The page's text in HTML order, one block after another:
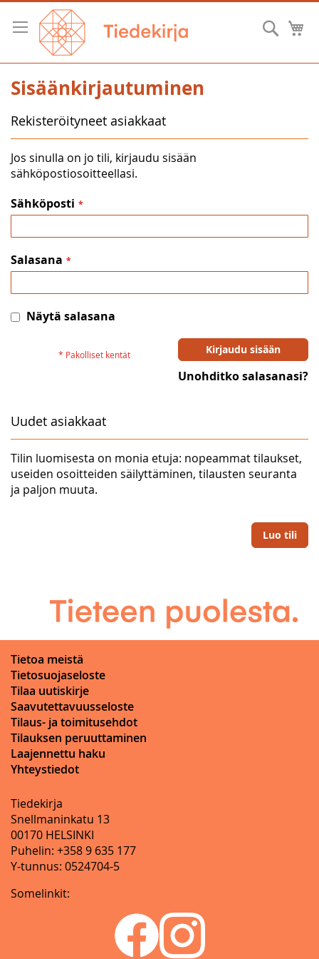
Skip
Content
Hae
Sisäänkirjautuminen
Rekisteröityneet asiakkaat
Jos sinulla on jo tili, kirjaudu sisään
sähköpostiosoitteellasi.
Sähköposti
Salasana
Näytä salasana
Kirjaudu sisään
Unohditko salasanasi?
Uudet asiakkaat
Tilin luomisesta on monia etuja: nopeammat tilaukset,
useiden osoitteiden säilyttäminen, tilausten seuranta
ja paljon muuta.
Luo tili
Tietoa meistä
Tietosuojaseloste
Tilaa uutiskirje
Saavutettavuusseloste
Tilaus- ja toimitusehdot
Tilauksen peruuttaminen
Laajennettu haku
Yhteystiedot
Tiedekirja
Snellmaninkatu 13
00170 HELSINKI
Puhelin: +358 9 635 177
Y-tunnus: 0524704-5
Somelinkit: